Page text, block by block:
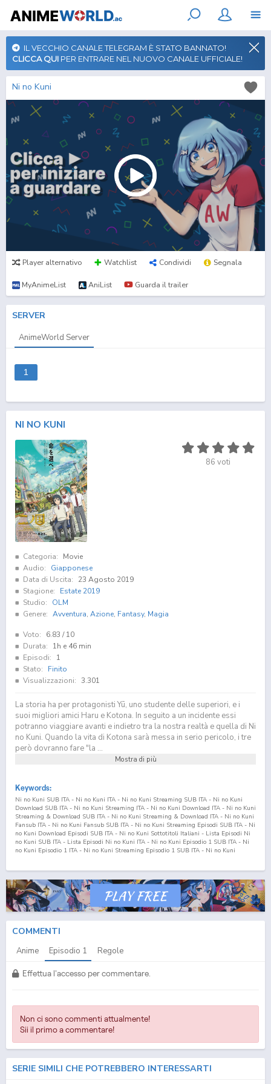
IL VECCHIO CANALE TELEGRAM È STATO BANNATO!
CLICCA QUI PER ENTRARE NEL NUOVO CANALE UFFICIALE!
Ni no Kuni
Player alternativo Watchlist Condividi Segnala
MyAnimeList AniList Guarda il trailer
SERVER
AnimeWorld Server
1
NI NO KUNI
86 voti
Categoria:
Movie
Audio:
Giapponese
Data di Uscita:
23 Agosto 2019
Stagione:
Estate 2019
Studio:
OLM
Genere: Avventura, Azione, Fantasy, Magia
Voto: 6.83 / 10
Durata:
1h e 46 min
Episodi:
1
Stato:
Finito
Visualizzazioni: 3.301
La storia ha per protagonisti Yū, uno studente delle superiori, e i
suoi migliori amici Haru e Kotona. In seguito a un incidente essi
potranno viaggiare avanti e indietro tra la nostra realtà e quella di Ni
no Kuni. Quando la vita di Kotona sarà messa in serio pericolo, i tre
però dovranno fare "la ...
Mostra di più
Keywords:
Ni no Kuni SUB ITA - Ni no Kuni ITA - Ni no Kuni Streaming SUB ITA - Ni no Kuni
Download SUB ITA - Ni no Kuni Streaming ITA - Ni no Kuni Download ITA - Ni no Kuni
Streaming & Download SUB ITA - Ni no Kuni Streaming & Download ITA - Ni no Kuni
Fansub ITA - Ni no Kuni Fansub SUB ITA - Ni no Kuni Streaming Episodi SUB ITA - Ni
no Kuni Download Episodi SUB ITA - Ni no Kuni Sottotitoli Italiani - Lista Episodi Ni
no Kuni SUB ITA - Lista Episodi Ni no Kuni ITA - Ni no Kuni Episodio 1 SUB ITA - Ni
no Kuni Episodio 1 ITA - Ni no Kuni Streaming Episodio 1 SUB ITA - Ni no Kuni
COMMENTI
Anime Episodio 1 Regole
Effettua l'accesso per commentare.
Non ci sono commenti attualmente!
Sii il primo a commentare!
SERIE SIMILI CHE POTREBBERO INTERESSARTI